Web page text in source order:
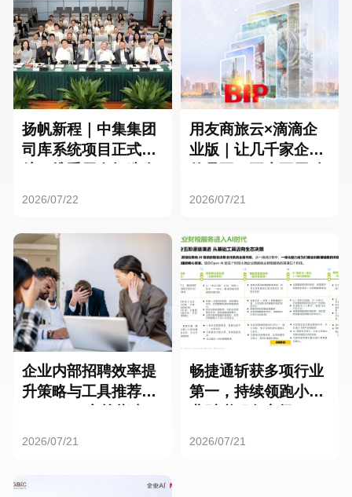
扬帆新程｜中集集团
司库系统项目正式启
2026/07/22
用友商旅云×滴滴企
业版｜让几千家企业
2026/07/21
企业内部招聘效率提
升策略与工具推荐：
2026/07/21
畅捷通斩获多项行业
第一，持续领跑小微
2026/07/21